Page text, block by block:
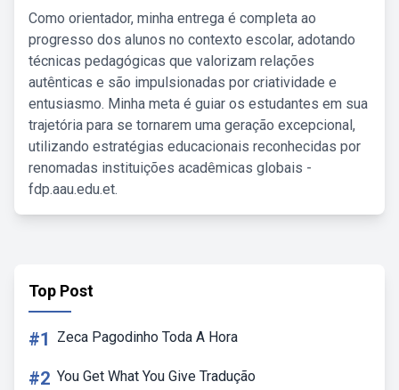
Como orientador, minha entrega é completa ao
progresso dos alunos no contexto escolar, adotando
técnicas pedagógicas que valorizam relações
autênticas e são impulsionadas por criatividade e
entusiasmo. Minha meta é guiar os estudantes em sua
trajetória para se tornarem uma geração excepcional,
utilizando estratégias educacionais reconhecidas por
renomadas instituições acadêmicas globais -
fdp.aau.edu.et.
Top Post
#1 Zeca Pagodinho Toda A Hora
#2 You Get What You Give Tradução